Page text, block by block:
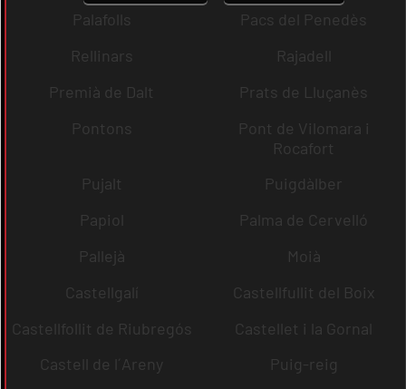
Palafolls
Pacs del Penedès
Rellinars
Rajadell
Premià de Dalt
Prats de Lluçanès
Pontons
Pont de Vilomara i
Rocafort
Pujalt
Puigdàlber
Papiol
Palma de Cervelló
Pallejà
Moià
Castellgalí
Castellfullit del Boix
Castellfollit de Riubregós
Castellet i la Gornal
Castell de l´Areny
Puig-reig